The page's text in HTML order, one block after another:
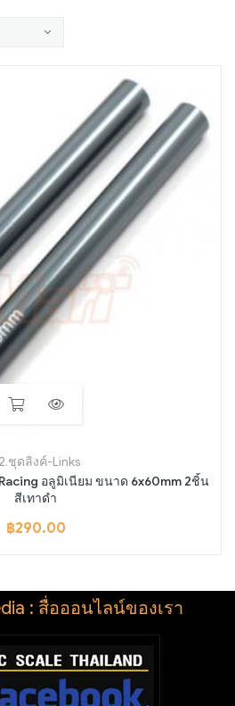
ชุดลิงค์-Links
อลูมิเนียม ขนาด 6x60mm 2ชิ้น
สีเทาดำ
฿290.00
: สื่อออนไลน์ของเรา